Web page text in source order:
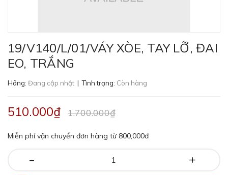
19/V140/L/01/VÁY XÒE, TAY LỠ, ĐAI
EO, TRẮNG
Hãng: Đang cập nhật | Tình trạng: Còn hàng
510.000₫ 1.700.000₫
Miễn phí vận chuyển đơn hàng từ 800,000đ
- +